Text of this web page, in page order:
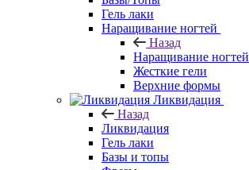
Гель лаки
Наращивание ногтей
Назад
Наращивание ногтей
Жесткие гели
Верхние формы
Ликвидация
Назад
Ликвидация
Гель лаки
Базы и топы